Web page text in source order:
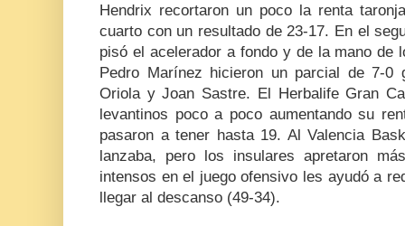
Hendrix recortaron un poco la renta
cuarto con un resultado de 23-17. En el
pisó el acelerador a fondo y de la mano de
Pedro Marínez hicieron un parcial de 7-
Oriola y Joan Sastre. El Herbalife Gran
levantinos poco a poco aumentando su
pasaron a tener hasta 19. Al Valencia
lanzaba, pero los insulares apretaron
intensos en el juego ofensivo les ayudó a
llegar al descanso (49-34).